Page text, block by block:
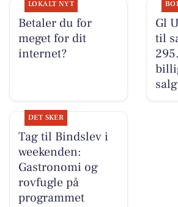
LOKALT NYT
Betaler du for
meget for dit
internet?
Gl
til
DET SKER
Tag til Bindslev i
weekenden:
Gastronomi og
rovfugle på
programmet